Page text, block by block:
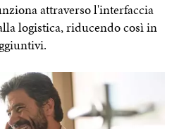
attraverso l'interfaccia
logistica, riducendo così in